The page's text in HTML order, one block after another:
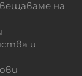
на
и